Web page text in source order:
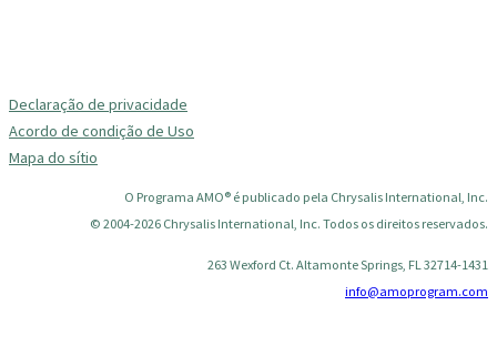
Declaração de privacidade
Acordo de condição de Uso
Mapa do sítio
O Programa AMO® é publicado pela Chrysalis International, Inc.
© 2004-2026 Chrysalis International, Inc. Todos os direitos reservados.
263 Wexford Ct. Altamonte Springs, FL 32714-1431
info@amoprogram.com